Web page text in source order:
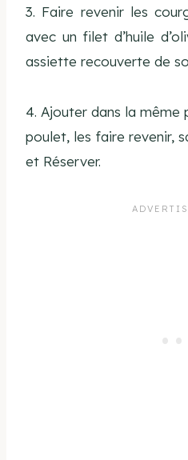
3. Faire revenir les
avec un filet d’huile
assiette recouverte de
4. Ajouter dans la même
poulet, les faire revenir,
et Réserver.